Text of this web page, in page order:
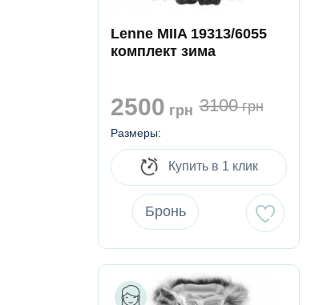
Lenne MIIA 19313/6055
комплект зима
2500 грн 3100грн
Размеры:
Купить в 1 клик
Бронь